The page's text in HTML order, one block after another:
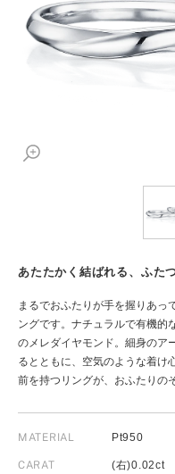
あたたかく結ばれる、ふた
まるでおふたりが手を握りあっ
ングです。ナチュラルで有機的
のメレダイヤモンド。細身のア
るとともに、空気のような着け
前を持つリングが、おふたりの
MATERIAL Pt950
CARAT (右)0.02ct